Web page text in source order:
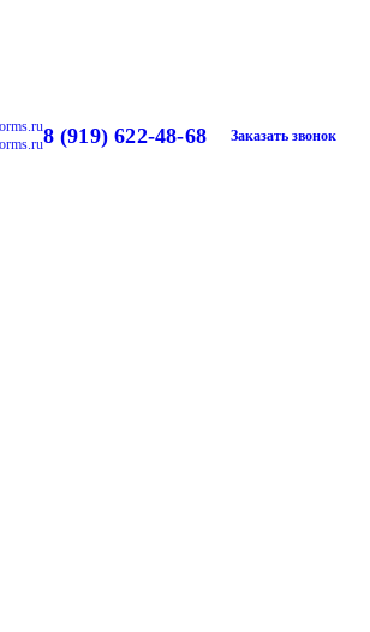
8 (919) 622-48-68 Заказать звонок